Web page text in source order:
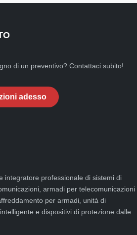
di un preventivo? Contattaci subito!
adesso
integratore professionale di sistemi di
armadi per telecomunicazioni
per armadi, unità di
e dispositivi di protezione dalle